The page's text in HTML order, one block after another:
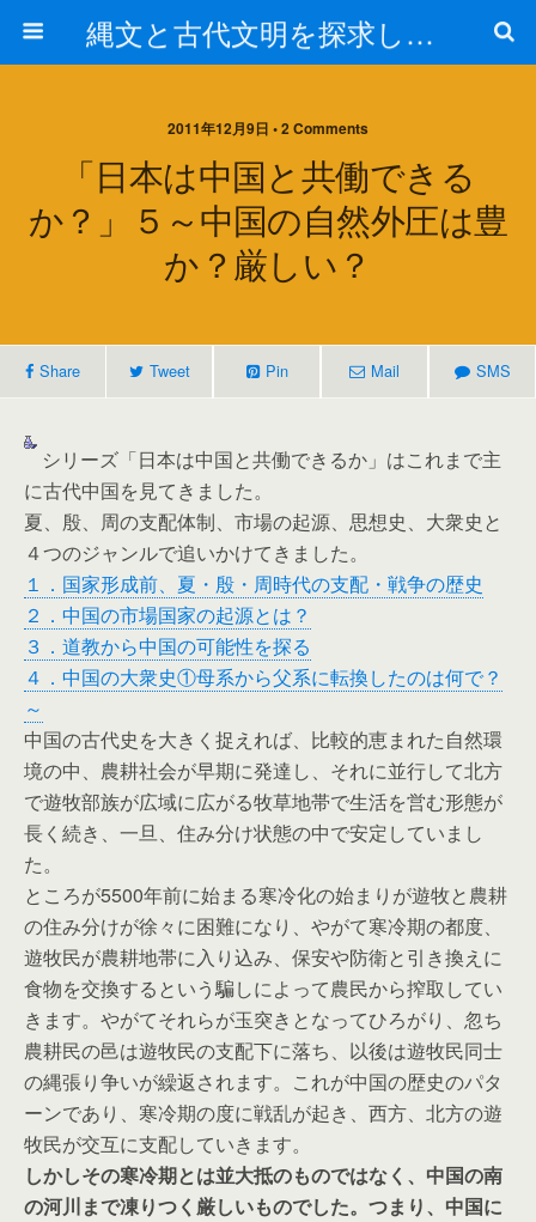
縄文と古代文明を探求しよう！
2011年12月9日 • 2 Comments
「日本は中国と共働できる
か？」５～中国の自然外圧は豊
か？厳しい？
Share Tweet Pin Mail SMS
シリーズ「日本は中国と共働できるか」はこれまで主
に古代中国を見てきました。
夏、殷、周の支配体制、市場の起源、思想史、大衆史と
４つのジャンルで追いかけてきました。
１．国家形成前、夏・殷・周時代の支配・戦争の歴史
２．中国の市場国家の起源とは？
３．道教から中国の可能性を探る
４．中国の大衆史①母系から父系に転換したのは何で？
～
中国の古代史を大きく捉えれば、比較的恵まれた自然環
境の中、農耕社会が早期に発達し、それに並行して北方
で遊牧部族が広域に広がる牧草地帯で生活を営む形態が
長く続き、一旦、住み分け状態の中で安定していまし
た。
ところが5500年前に始まる寒冷化の始まりが遊牧と農耕
の住み分けが徐々に困難になり、やがて寒冷期の都度、
遊牧民が農耕地帯に入り込み、保安や防衛と引き換えに
食物を交換するという騙しによって農民から搾取してい
きます。やがてそれらが玉突きとなってひろがり、忽ち
農耕民の邑は遊牧民の支配下に落ち、以後は遊牧民同士
の縄張り争いが繰返されます。これが中国の歴史のパタ
ーンであり、寒冷期の度に戦乱が起き、西方、北方の遊
牧民が交互に支配していきます。
しかしその寒冷期とは並大抵のものではなく、中国の南
の河川まで凍りつく厳しいものでした。つまり、中国に